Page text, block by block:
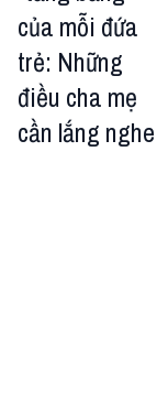
của mỗi đứa
trẻ: Những
điều cha mẹ
cần lắng nghe